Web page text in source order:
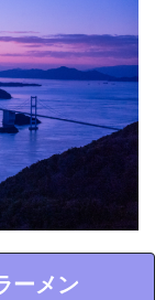
ーメン